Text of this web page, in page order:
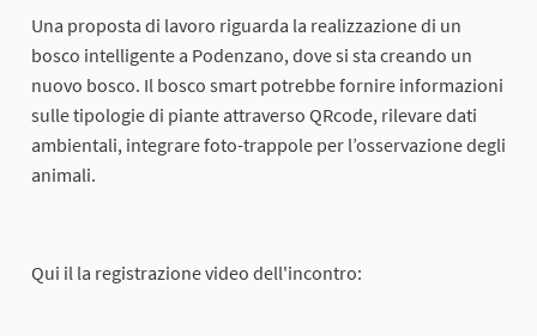
Una proposta di lavoro riguarda la realizzazione di un
bosco intelligente a Podenzano, dove si sta creando un
nuovo bosco. Il bosco smart potrebbe fornire informazioni
sulle tipologie di piante attraverso QRcode, rilevare dati
ambientali, integrare foto-trappole per l’osservazione degli
animali.
Qui il la registrazione video dell'incontro: